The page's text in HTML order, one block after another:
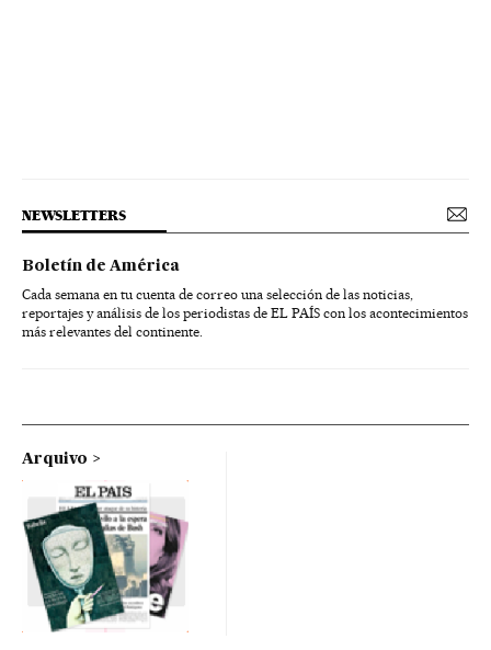
NEWSLETTERS
Boletín de América
Cada semana en tu cuenta de correo una selección de las noticias,
reportajes y análisis de los periodistas de EL PAÍS con los acontecimientos
más relevantes del continente.
Arquivo